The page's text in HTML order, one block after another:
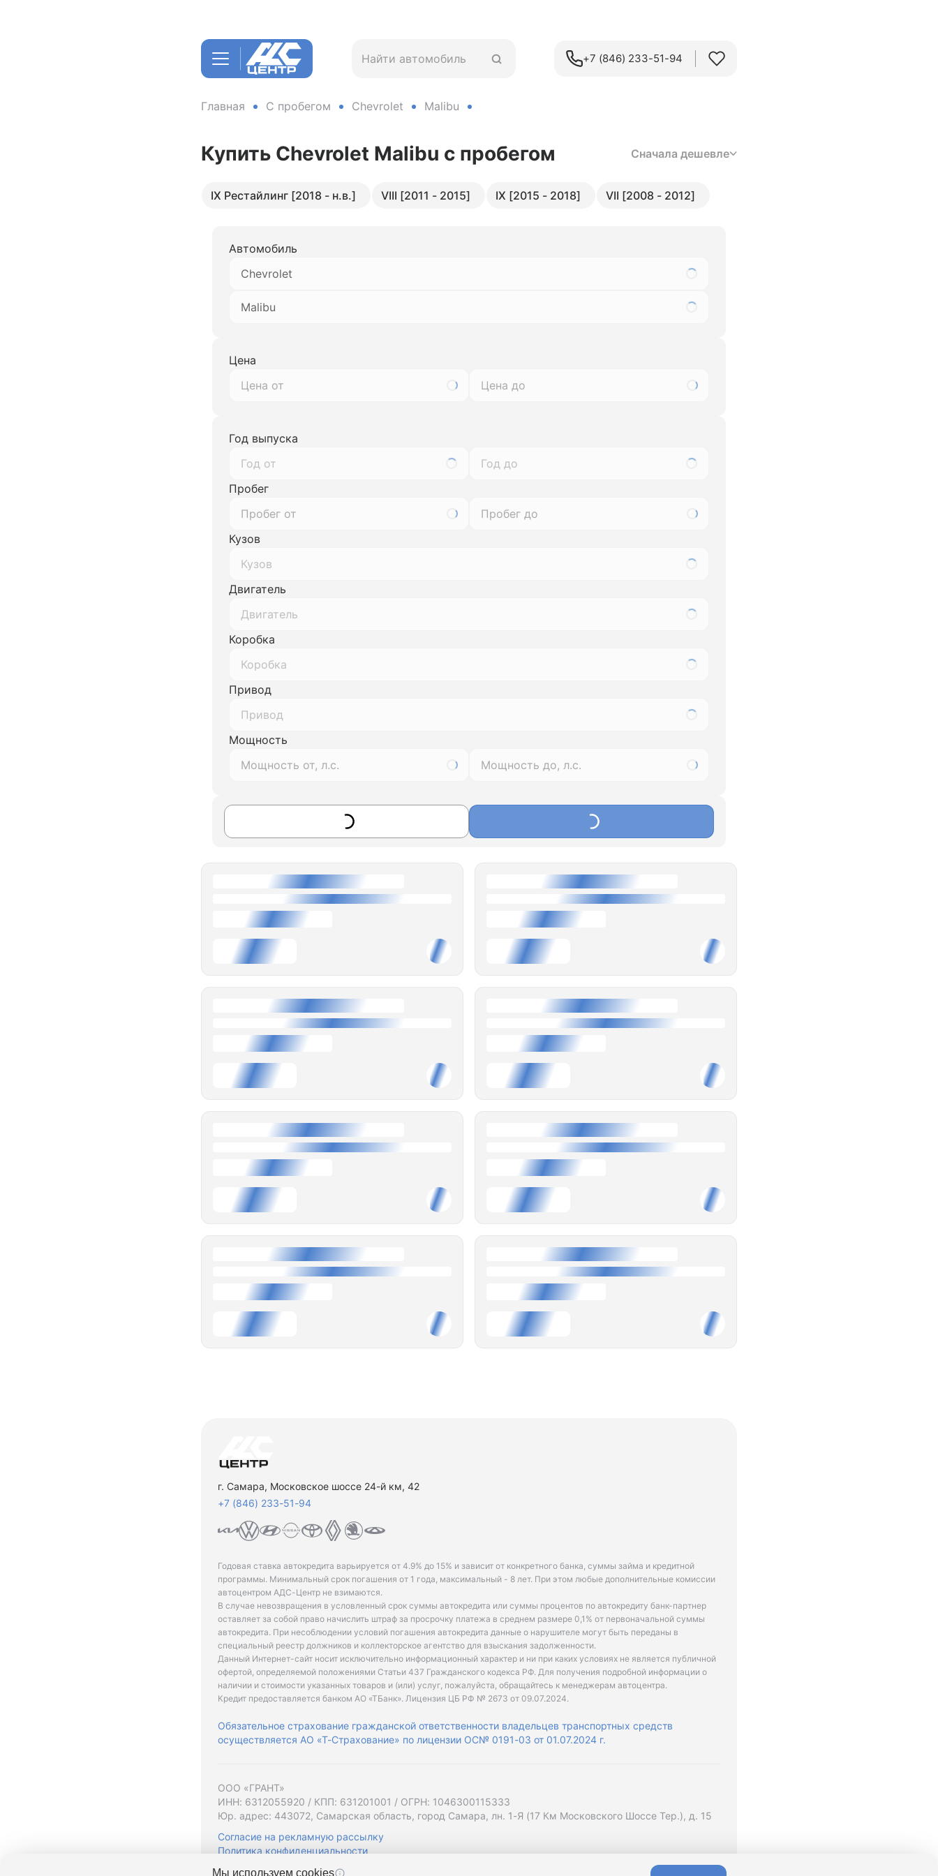
+7 (846) 233-51-94
Главная С пробегом Chevrolet Malibu
Купить Chevrolet Malibu с пробегом Сначала дешевле
IX Рестайлинг [2018 - н.в.] VIII [2011 - 2015] IX [2015 - 2018] VII [2008 - 2012]
Автомобиль
Chevrolet
Malibu
Цена
Год выпуска
Год от
Год до
Пробег
Кузов
Кузов
Двигатель
Двигатель
Коробка
Коробка
Привод
Привод
Мощность
г. Самара, Московское шоссе 24-й км, 42
+7 (846) 233-51-94
Годовая ставка автокредита варьируется от 4.9% до 15% и зависит от конкретного банка, суммы займа и кредитной
программы. Минимальный срок погашения от 1 года, максимальный - 8 лет. При этом любые дополнительные комиссии
автоцентром АДС-Центр не взимаются.
В случае невозвращения в условленный срок суммы автокредита или суммы процентов по автокредиту банк-партнер
оставляет за собой право начислить штраф за просрочку платежа в среднем размере 0,1% от первоначальной суммы
автокредита. При несоблюдении условий погашения автокредита данные о нарушителе могут быть переданы в
специальный реестр должников и коллекторское агентство для взыскания задолженности.
Данный Интернет-сайт носит исключительно информационный характер и ни при каких условиях не является публичной
офертой, определяемой положениями Статьи 437 Гражданского кодекса РФ. Для получения подробной информации о
наличии и стоимости указанных товаров и (или) услуг, пожалуйста, обращайтесь к менеджерам автоцентра.
Кредит предоставляется банком АО «ТБанк». Лицензия ЦБ РФ № 2673 от 09.07.2024.
Обязательное страхование гражданской ответственности владельцев транспортных средств
осуществляется АО «Т-Страхование» по лицензии ОС№ 0191-03 от 01.07.2024 г.
ООО «ГРАНТ»
ИНН: 6312055920 / КПП: 631201001 / ОГРН: 1046300115333
Юр. адрес: 443072, Самарская область, город Самара, лн. 1-Я (17 Км Московского Шоссе Тер.), д. 15
Согласие на рекламную рассылку
Политика конфиденциальности
Мы используем cookies